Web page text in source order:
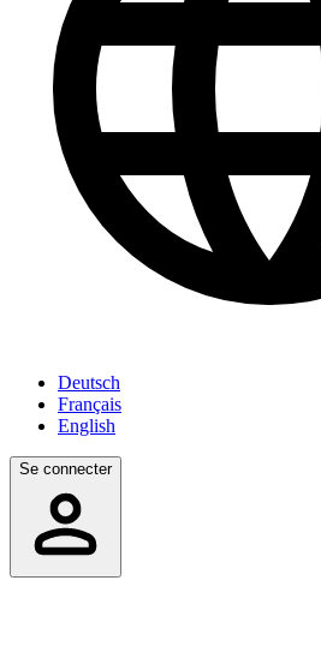
Deutsch
Français
English
Se connecter